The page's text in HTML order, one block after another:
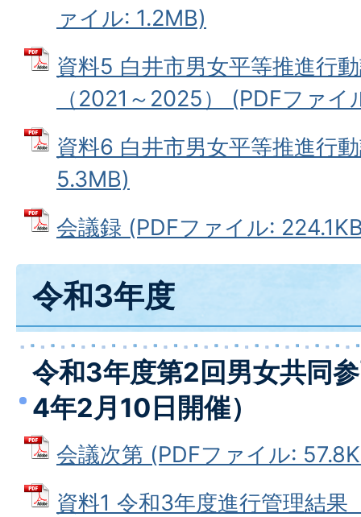
ァイル: 1.2MB)
資料5 白井市男女平等推進行
（2021～2025） (PDFファイ
資料6 白井市男女平等推進行
5.3MB)
会議録 (PDFファイル:
令和3年度
令和3年度第2回男女共同
4年2月10日開催）
会議次第 (PDFファイル:
資料1 令和3年度進行管理結果